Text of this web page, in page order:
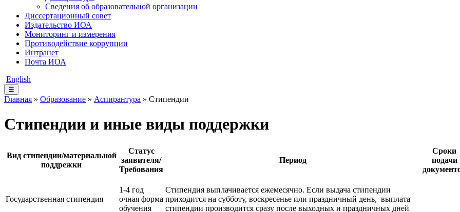
Сведения об образовательной организации
Диссертационный совет
Издательство ИОА
Мониторинг и измерения
Противодействие коррупции
Интранет
Почта ИОА
English
☰
Главная » Образование » Аспирантура » Стипендии
Стипендии и иные виды поддержки
Вид стипендии/материальной
поддрежки
Статус
заявителя/
Требования
Период
Сроки
подачи
Государственная стипендия
1-4 год
очная форма
обучения
Стипендия выплачивается ежемесячно. Если выдача стипендии
приходится на субботу, воскресенье или праздничный день, выплата
стипендии производится сразу после выходных и праздничных дней